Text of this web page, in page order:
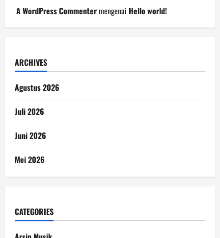
A WordPress Commentermengenai Hello world!
ARCHIVES
Agustus 2026
Juli 2026
Juni 2026
Mei 2026
CATEGORIES